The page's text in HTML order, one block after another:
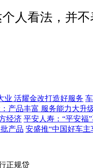
人看法，并
业 活耀金改打造好服务
产品丰富 服务能力大升
经济 平安人寿：“平安福
产品 安盛推“中国好车
正规贷